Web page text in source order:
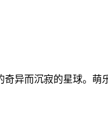
异而沉寂的星球。萌